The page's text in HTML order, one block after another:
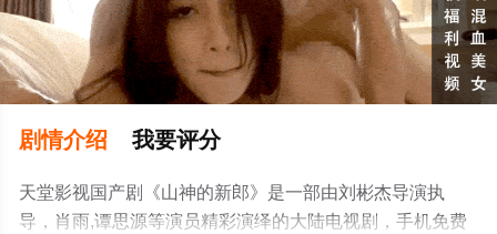
剧情介绍 我要评分
天堂影视国产剧《山神的新郎》是一部由刘彬杰导演执
导，肖雨,谭思源等演员精彩演绎的大陆电视剧，手机免费